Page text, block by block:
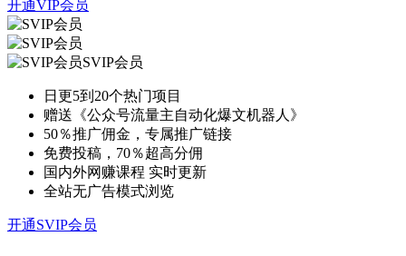
开通VIP会员
SVIP会员
日更5到20个热门项目
赠送《公众号流量主自动化爆文机器人》
50％推广佣金，专属推广链接
免费投稿，70％超高分佣
国内外网赚课程 实时更新
全站无广告模式浏览
开通SVIP会员